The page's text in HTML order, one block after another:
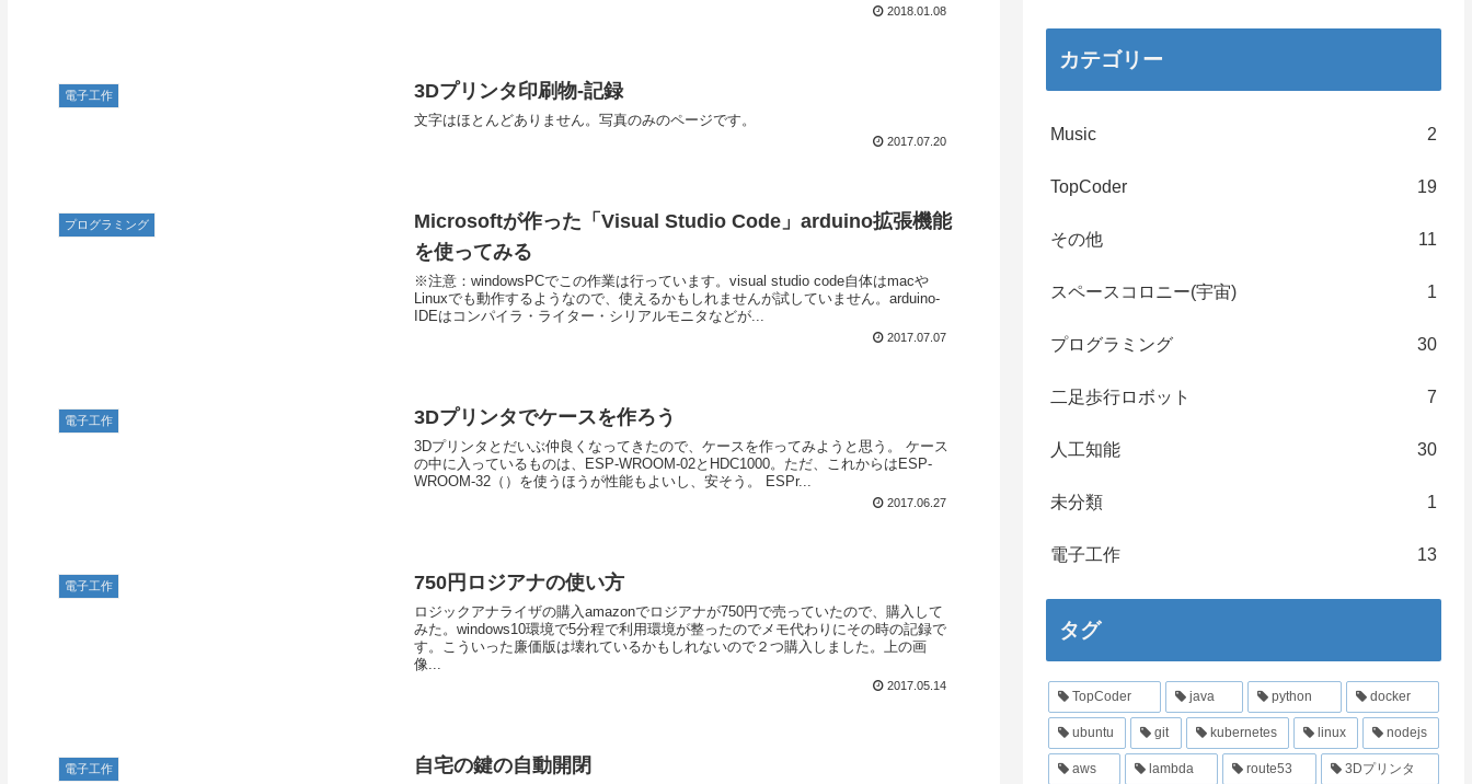
2018.01.08
電子工作 3Dプリンタ印刷物-記録
文字はほとんどありません。写真のみのページです。
2017.07.20
プログラミング
Microsoftが作った「Visual Studio Code」arduino拡張機能
を使ってみる
※注意：windowsPCでこの作業は行っています。visual studio code自体はmacや
Linuxでも動作するようなので、使えるかもしれませんが試していません。arduino-
IDEはコンパイラ・ライター・シリアルモニタなどが...
2017.07.07
電子工作 3Dプリンタでケースを作ろう
3Dプリンタとだいぶ仲良くなってきたので、ケースを作ってみようと思う。 ケース
の中に入っているものは、ESP-WROOM-02とHDC1000。ただ、これからはESP-
WROOM-32（）を使うほうが性能もよいし、安そう。 ESPr...
2017.06.27
電子工作 750円ロジアナの使い方
ロジックアナライザの購入amazonでロジアナが750円で売っていたので、購入して
みた。windows10環境で5分程で利用環境が整ったのでメモ代わりにその時の記録で
す。こういった廉価版は壊れているかもしれないので２つ購入しました。上の画
像...
2017.05.14
電子工作 自宅の鍵の自動開閉
カテゴリー
Music 2
TopCoder 19
その他 11
スペースコロニー(宇宙) 1
プログラミング 30
二足歩行ロボット 7
人工知能 30
未分類 1
電子工作 13
タグ
TopCoder java python docker
ubuntu git kubernetes linux nodejs
aws lambda route53 3Dプリンタ